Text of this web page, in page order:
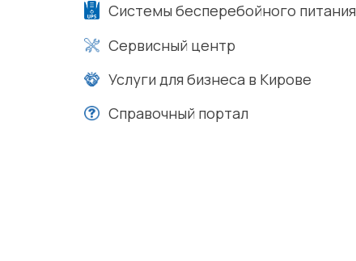
Системы бесперебойного питания
Сервисный центр
Услуги для бизнеса в Кирове
Справочный портал